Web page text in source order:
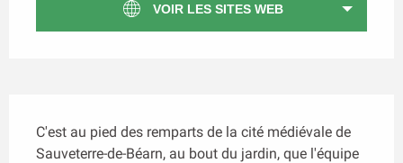
VOIR LES SITES WEB
C'est au pied des remparts de la cité médiévale de
Sauveterre-de-Béarn, au bout du jardin, que l'équipe